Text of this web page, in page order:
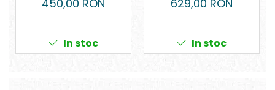
450,00 RON
In stoc
Încărcător
629,00 RON
In stoc